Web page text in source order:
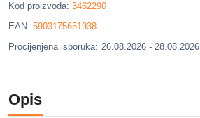
Kod proizvoda: 3462290
EAN: 5903175651938
Procijenjena isporuka: 26.08.2026 - 28.08.2026
Opis